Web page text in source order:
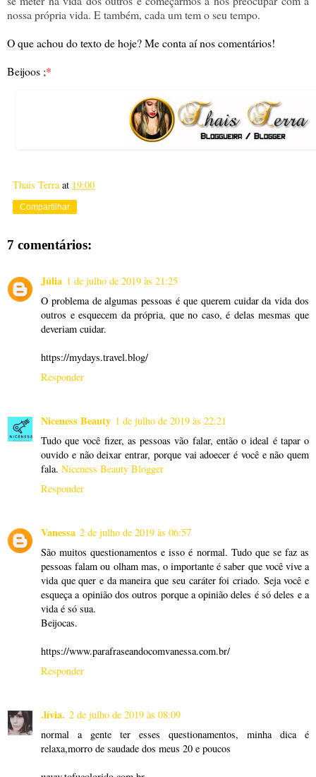
nossa própria vida. E também, cada um tem o seu tempo.
O que achou do texto de hoje? Me conta aí nos comentários!
Beijoos ;*
Thais Terra at 19:00
Compartilhar
7 comentários:
Júlia 1 de julho de 2019 às 21:25
O problema de algumas pessoas é que querem cuidar da vida dos
outros e esquecem da própria, que no caso, é delas mesmas que
deveriam cuidar.
https://mydays.travel.blog/
Responder
Niceness Beauty 1 de julho de 2019 às 22:21
Tudo que você fizer, as pessoas vão falar, então o ideal é tapar o
ouvido e não deixar entrar, porque vai adoecer é você e não quem
fala. Niceness Beauty Blogger
Responder
Vanessa 2 de julho de 2019 às 06:57
São muitos questionamentos e isso é normal. Tudo que se faz as
pessoas falam ou olham mas, o importante é saber que você vive a
vida que quer e da maneira que seu caráter foi criado. Seja você e
esqueça a opinião dos outros porque a opinião deles é só deles e a
vida é só sua.
Beijocas.
https://www.parafraseandocomvanessa.com.br/
Responder
.lívia. 2 de julho de 2019 às 08:09
normal a gente ter esses questionamentos, minha dica é
relaxa,morro de saudade dos meus 20 e poucos